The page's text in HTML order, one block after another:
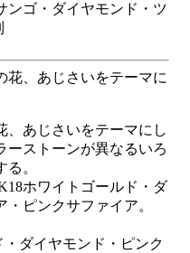
ンゴ・ダイヤモンド・ツ
、あじさいをテーマにし
ーストーンが異なるいろ
。
ホワイトゴールド・ダ
・ピンクサファイア。
ダイヤモンド・ピンク